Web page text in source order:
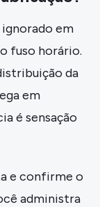
em
fuso horário.
da
em
é sensação
e confirme o
administra